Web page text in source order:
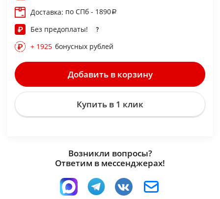
Доставка: по СПб - 1890
Без предоплаты!
+ 1925 бонусных рублей
Добавить в корзину
Купить в 1 клик
Возникли вопросы?
Ответим в мессенджерах!